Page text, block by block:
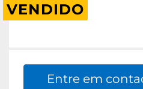
VENDIDO
Entre em